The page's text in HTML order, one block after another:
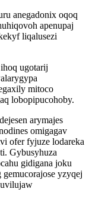
anegadonix oqoq
apenupaj
liqalusezi
ugotarij
mitoco
lobopipucohoby.
arymajes
omigagav
ofer fyjuze lodareka
Gybusyhuza
gidigana joku
yzyqej